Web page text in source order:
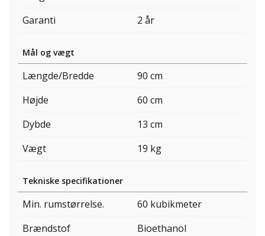
Garanti
2 år
Mål og vægt
Længde/Bredde
90 cm
Højde
60 cm
Dybde
13 cm
Vægt
19 kg
Tekniske specifikationer
Min. rumstørrelse.
60 kubikmeter
Brændstof
Bioethanol